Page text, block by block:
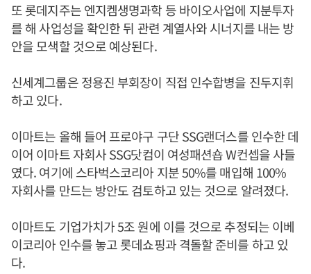
또 롯데지주는 엔지켐생명과학 등 바이오사업에 지분투자
를 해 사업성을 확인한 뒤 관련 계열사와 시너지를 내는 방
안을 모색할 것으로 예상된다.
신세계그룹은 정용진 부회장이 직접 인수합병을 진두지휘
하고 있다.
이마트는 올해 들어 프로야구 구단 SSG랜더스를 인수한 데
이어 이마트 자회사 SSG닷컴이 여성패션숍 W컨셉을 사들
였다. 여기에 스타벅스코리아 지분 50%를 매입해 100%
자회사를 만드는 방안도 검토하고 있는 것으로 알려졌다.
이마트도 기업가치가 5조 원에 이를 것으로 추정되는 이베
이코리아 인수를 놓고 롯데쇼핑과 격돌할 준비를 하고 있
다.